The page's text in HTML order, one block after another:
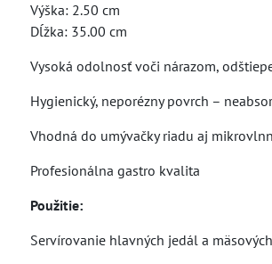
Výška: 2.50 cm
Dĺžka: 35.00 cm
Vysoká odolnosť voči nárazom,
Hygienický, neporézny povrch –
Vhodná do umývačky riadu aj
Profesionálna gastro kvalita
Použitie:
Servírovanie hlavných jedál a